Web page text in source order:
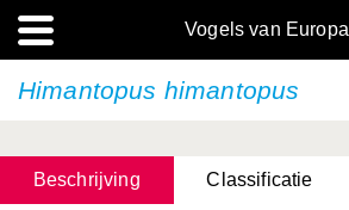
Vogels van Europa
Himantopus himantopus
Beschrijving Classificatie